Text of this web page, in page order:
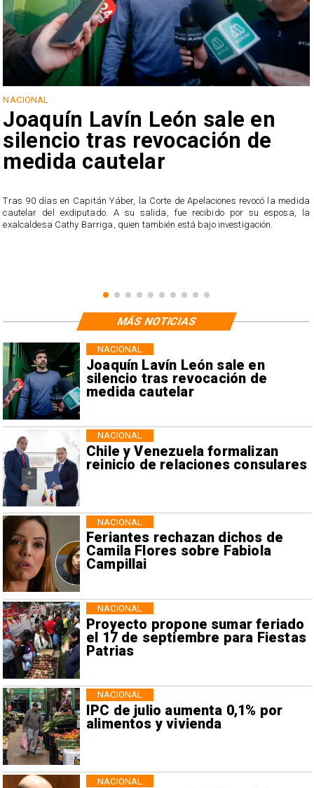
NACIONAL
Joaquín Lavín León sale en
silencio tras revocación de
medida cautelar
Tras 90 días en Capitán Yáber, la Corte de Apelaciones revocó la medida
cautelar del exdiputado. A su salida, fue recibido por su esposa, la
exalcaldesa Cathy Barriga, quien también está bajo investigación.
Joaquín Lavín León sale en
silencio tras revocación de
medida cautelar
NACIONAL
Chile y Venezuela formalizan
reinicio de relaciones consulares
NACIONAL
Feriantes rechazan dichos de
Camila Flores sobre Fabiola
Campillai
NACIONAL
Proyecto propone sumar feriado
el 17 de septiembre para Fiestas
Patrias
NACIONAL
IPC de julio aumenta 0,1% por
alimentos y vivienda
NACIONAL
NACIONAL
MÁS NOTICIAS